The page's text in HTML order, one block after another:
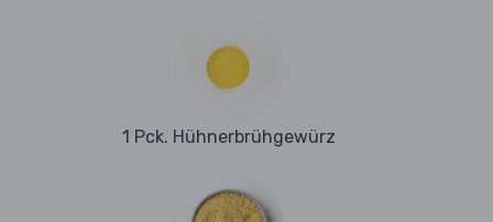
1 Pck. Hühnerbrühgewürz